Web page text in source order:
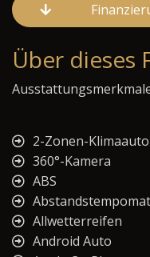
Über dieses
2-Zonen-
360°-Kamera
ABS
Abstandstempomat
Allwetterreifen
Android Auto